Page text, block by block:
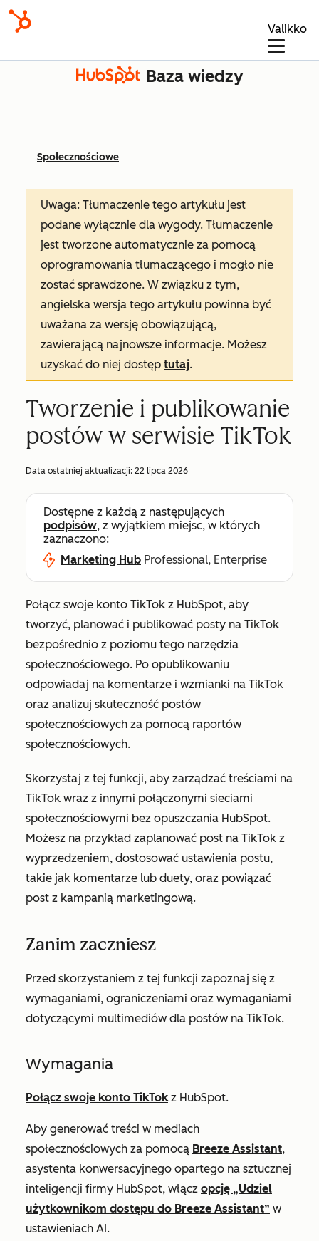
Valikko
Baza wiedzy
Społecznościowe
Uwaga: Tłumaczenie tego artykułu jest
podane wyłącznie dla wygody. Tłumaczenie
jest tworzone automatycznie za pomocą
oprogramowania tłumaczącego i mogło nie
zostać sprawdzone. W związku z tym,
angielska wersja tego artykułu powinna być
uważana za wersję obowiązującą,
zawierającą najnowsze informacje. Możesz
uzyskać do niej dostęp tutaj.
Tworzenie i publikowanie
postów w serwisie TikTok
Data ostatniej aktualizacji: 22 lipca 2026
Dostępne z każdą z następujących
podpisów, z wyjątkiem miejsc, w których
zaznaczono:
Marketing Hub Professional, Enterprise
Połącz swoje konto TikTok z HubSpot, aby
tworzyć, planować i publikować posty na TikTok
bezpośrednio z poziomu tego narzędzia
społecznościowego. Po opublikowaniu
odpowiadaj na komentarze i wzmianki na TikTok
oraz analizuj skuteczność postów
społecznościowych za pomocą raportów
społecznościowych.
Skorzystaj z tej funkcji, aby zarządzać treściami na
TikTok wraz z innymi połączonymi sieciami
społecznościowymi bez opuszczania HubSpot.
Możesz na przykład zaplanować post na TikTok z
wyprzedzeniem, dostosować ustawienia postu,
takie jak komentarze lub duety, oraz powiązać
post z kampanią marketingową.
Zanim zaczniesz
Przed skorzystaniem z tej funkcji zapoznaj się z
wymaganiami, ograniczeniami oraz wymaganiami
dotyczącymi multimediów dla postów na TikTok.
Wymagania
Połącz swoje konto TikTokz HubSpot.
Aby generować treści w mediach
społecznościowych za pomocą Breeze Assistant,
asystenta konwersacyjnego opartego na sztucznej
inteligencji firmy HubSpot, włącz opcję „Udziel
użytkownikom dostępu do Breeze Assistant” w
ustawieniach AI.